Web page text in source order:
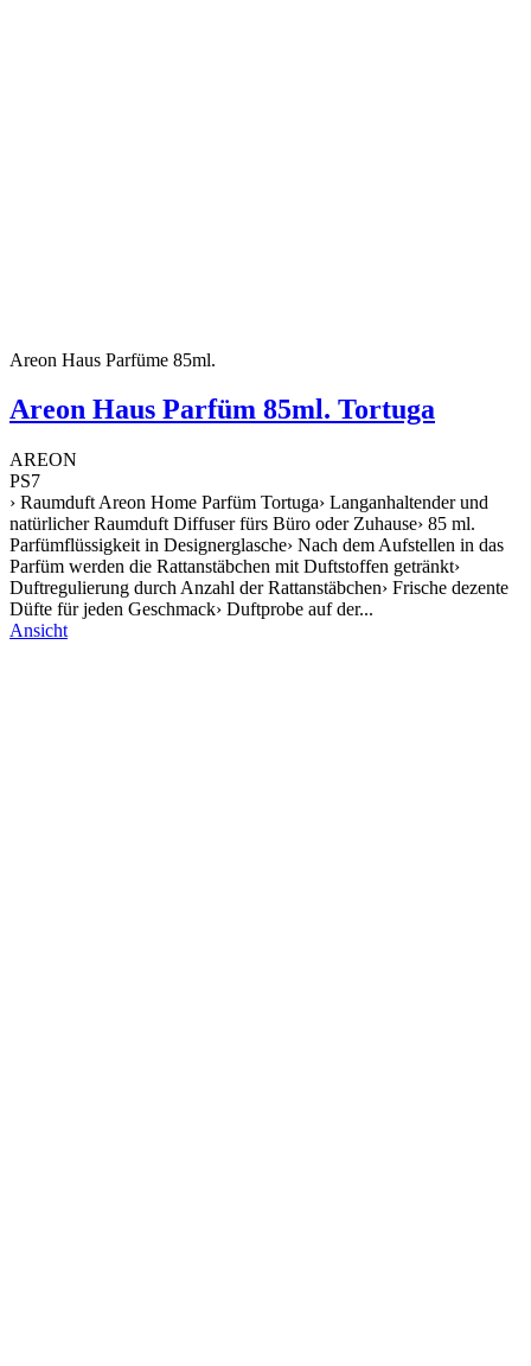
Areon Haus Parfüme 85ml.
Areon Haus Parfüm 85ml. Tortuga
AREON
PS7
› Raumduft Areon Home Parfüm Tortuga› Langanhaltender und
natürlicher Raumduft Diffuser fürs Büro oder Zuhause› 85 ml.
Parfümflüssigkeit in Designerglasche› Nach dem Aufstellen in das
Parfüm werden die Rattanstäbchen mit Duftstoffen getränkt›
Duftregulierung durch Anzahl der Rattanstäbchen› Frische dezente
Düfte für jeden Geschmack› Duftprobe auf der...
Ansicht